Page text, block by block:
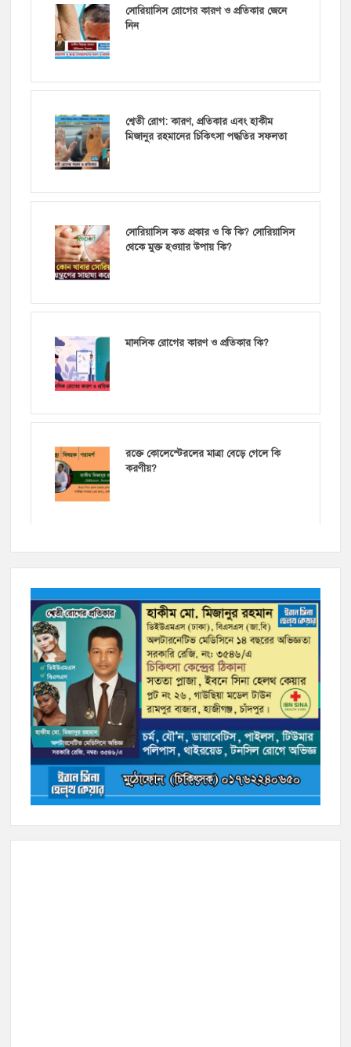
সোরিয়াসিস রোগের কারণ ও প্রতিকার জেনে
নিন
শ্বেতী রোগ: কারণ, প্রতিকার এবং হাকীম
মিজানুর রহমানের চিকিৎসা পদ্ধতির সফলতা
সোরিয়াসিস কত প্রকার ও কি কি? সোরিয়াসিস
থেকে মুক্ত হওয়ার উপায় কি?
মানসিক রোগের কারণ ও প্রতিকার কি?
রক্তে কোলেস্টেরলের মাত্রা বেড়ে গেলে কি
করণীয়?